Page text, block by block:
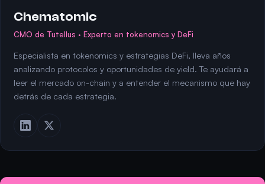
Chematomic
CMO de Tutellus · Experto en tokenomics y DeFi
Especialista en tokenomics y estrategias DeFi, lleva años
analizando protocolos y oportunidades de yield. Te ayudará a
leer el mercado on-chain y a entender el mecanismo que hay
detrás de cada estrategia.